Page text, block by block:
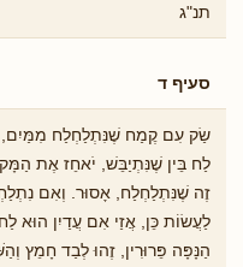
תנ"ג
סעיף ד
שַׂק עִם קֶמַח שֶׁנִּתְלַחְלַח מִמַּיִם,
לַח בֵּין שֶׁנִּתְיַבֵּשׁ, יֹאחֵז אֶת
זֶה שֶׁנִּתְלַחְלַח, אָסוּר. וְאִם
לַעֲשׂוֹת כֵּן, אֲזַי אִם עֲדַיִן הוּא
הַנָּפָּה פֵּרוּרִין, זֶהוּ לְבַד חָמֵץ